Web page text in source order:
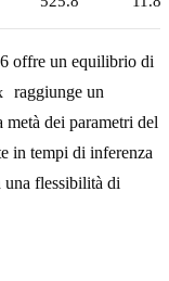
offre un equilibrio di
raggiunge un
dei parametri del
in tempi di inferenza
flessibilità di